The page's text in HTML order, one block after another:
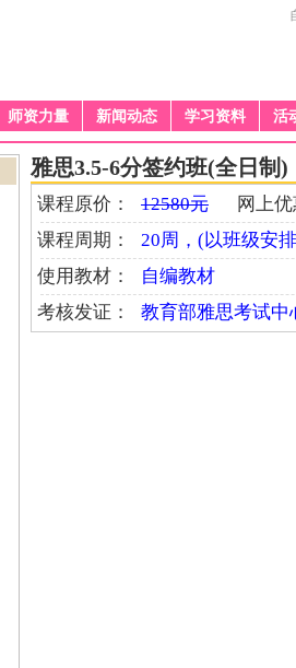
师资力量 新闻动态 学习资料 活
雅思3.5-6分签约班(全日制)
课程原价： 12580元
网上优
课程周期：
20周，(以班级安
使用教材：
自编教材
考核发证：
教育部雅思考试中